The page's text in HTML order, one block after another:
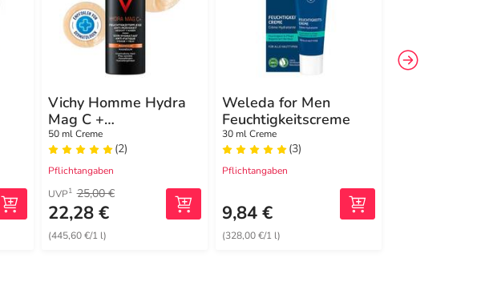
Vichy Homme Hydra
Mag C +
Feuchtigkeitspflege für
Gesicht und Augen
50 ml Creme
(2)
Pflichtangaben
UVP1 25,00 €
22,28 €
(445,60 €/1 l)
Weleda for Men
Feuchtigkeitscreme
30 ml Creme
(3)
Pflichtangaben
9,84 €
(328,00 €/1 l)